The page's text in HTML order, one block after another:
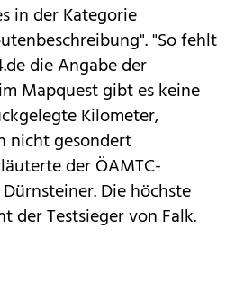
in der Kategorie
"So fehlt
die Angabe der
Mapquest gibt es keine
Kilometer,
nicht gesondert
der ÖAMTC-
Die höchste
der Testsieger von Falk.